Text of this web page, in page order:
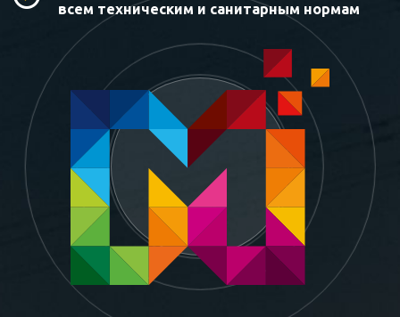
всем техническим и санитарным нормам